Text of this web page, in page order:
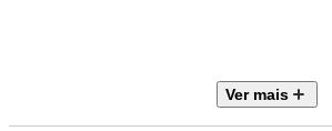
Tipo: Articulado de Mesa Híbrido para 2
Ver mais